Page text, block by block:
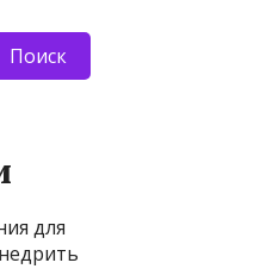
Поиск
для